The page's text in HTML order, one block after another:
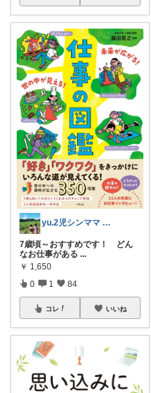
yu.2児シンママ いつも心から感謝です
7歳頃～おすすめです！ どん
なお仕事がある ...
￥ 1,650
0 1 84
コレ いいね